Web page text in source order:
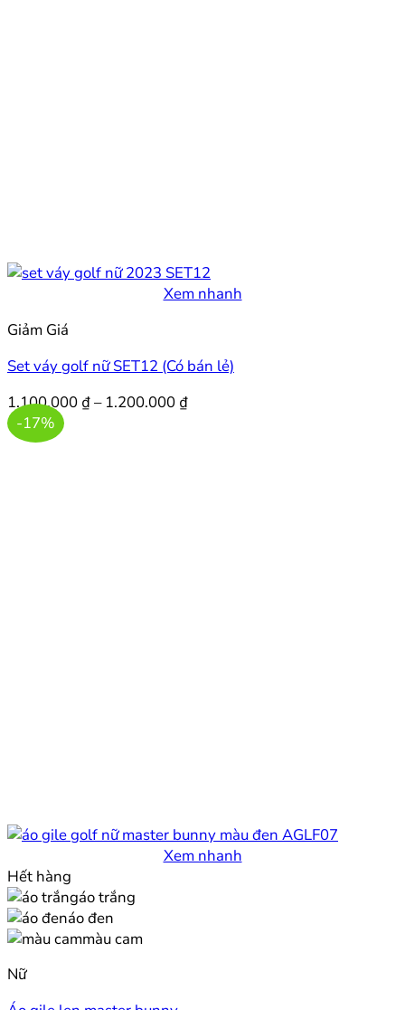
Xem nhanh
Giảm Giá
Set váy golf nữ SET12 (Có bán lẻ)
1.100.000 ₫– 1.200.000 ₫Khoảng
-17%
Xem nhanh
Hết hàng
áo trắng
áo đen
màu cam
Nữ